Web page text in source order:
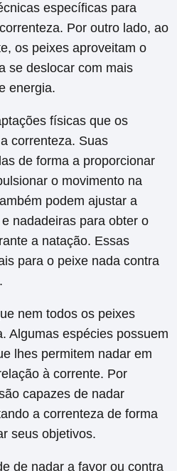
específicas para
Por outro lado, ao
os peixes aproveitam o
se deslocar com mais
energia.
físicas que os
correnteza. Suas
de forma a proporcionar
o movimento na
podem ajustar a
nadadeiras para obter o
a natação. Essas
para o peixe nada contra
nem todos os peixes
Algumas espécies possuem
lhes permitem nadar em
à corrente. Por
capazes de nadar
a correnteza de forma
seus objetivos.
de nadar a favor ou contra